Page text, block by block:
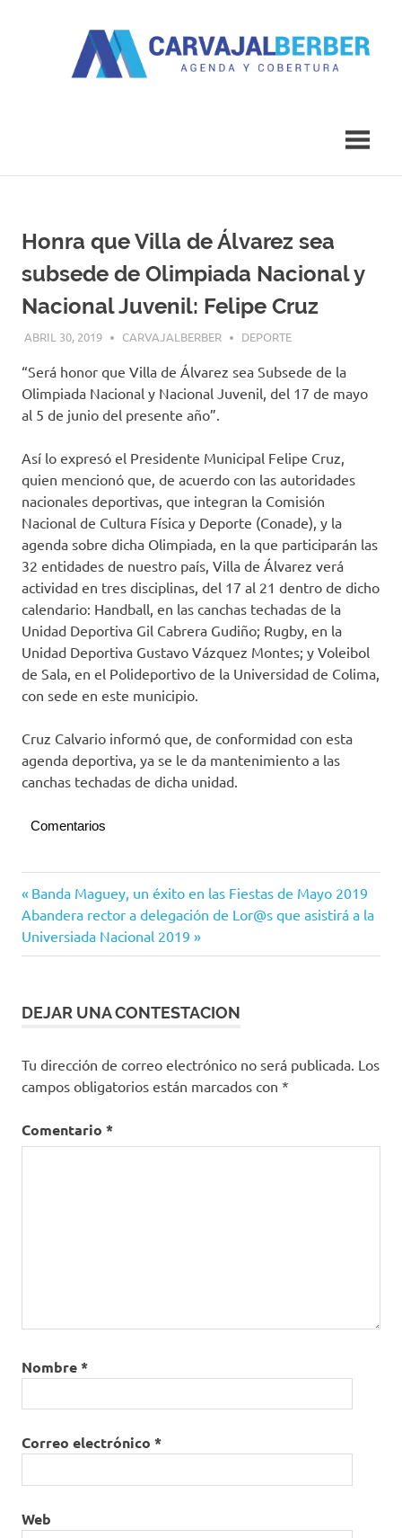
Honra que Villa de Álvarez sea
subsede de Olimpiada Nacional y
Nacional Juvenil: Felipe Cruz
ABRIL 30, 2019 CARVAJALBERBER DEPORTE
“Será honor que Villa de Álvarez sea Subsede de la
Olimpiada Nacional y Nacional Juvenil, del 17 de mayo
al 5 de junio del presente año”.
Así lo expresó el Presidente Municipal Felipe Cruz,
quien mencionó que, de acuerdo con las autoridades
nacionales deportivas, que integran la Comisión
Nacional de Cultura Física y Deporte (Conade), y la
agenda sobre dicha Olimpiada, en la que participarán las
32 entidades de nuestro país, Villa de Álvarez verá
actividad en tres disciplinas, del 17 al 21 dentro de dicho
calendario: Handball, en las canchas techadas de la
Unidad Deportiva Gil Cabrera Gudiño; Rugby, en la
Unidad Deportiva Gustavo Vázquez Montes; y Voleibol
de Sala, en el Polideportivo de la Universidad de Colima,
con sede en este municipio.
Cruz Calvario informó que, de conformidad con esta
agenda deportiva, ya se le da mantenimiento a las
canchas techadas de dicha unidad.
Comentarios
Álvarez
Navegación
de
entradas
Entrada
anterior:
Banda Maguey, un éxito en las Fiestas de Mayo 2019
Siguiente
entrada:
Abandera rector a delegación de Lor@s que asistirá a la
Universiada Nacional 2019
DEJAR UNA CONTESTACION
Tu dirección de correo electrónico no será publicada. Los
campos obligatorios están marcados con *
Comentario *
Nombre*
Correo electrónico *
Web